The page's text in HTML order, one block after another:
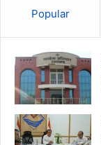
Popular